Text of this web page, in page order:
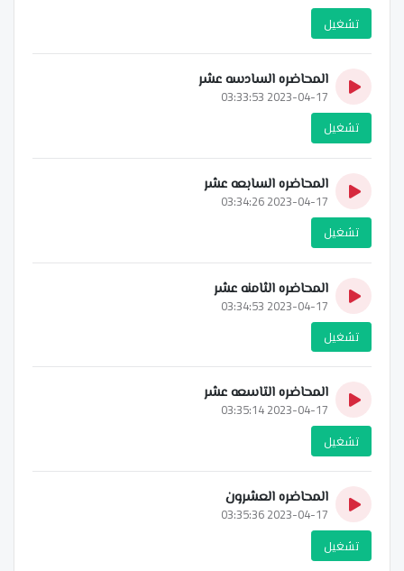
تشغيل
المحاضره السادسه عشر
2023-04-17 03:33:53
تشغيل
المحاضره السابعه عشر
2023-04-17 03:34:26
تشغيل
المحاضره الثامنه عشر
2023-04-17 03:34:53
تشغيل
المحاضره التاسعه عشر
2023-04-17 03:35:14
تشغيل
المحاضره العشرون
2023-04-17 03:35:36
تشغيل